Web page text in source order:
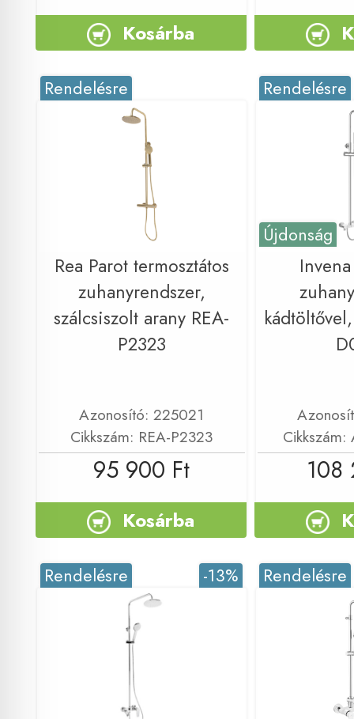
Kosárba
Rendelésre
Rea Parot termosztátos
zuhanyrendszer,
szálcsiszolt arany REA-
P2323
Azonosító: 225021
Cikkszám: REA-P2323
95 900 Ft
Kosárba
Újdonság
Rendelésre
108
-13%
Rendelésre Rendelésre